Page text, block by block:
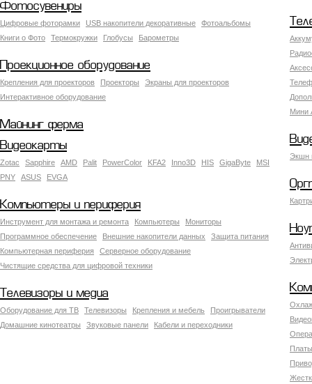
Фотосувениры
Цифровые фоторамки USB накопители декоративные
Фотоальбомы
Книги о Фото
Термокружки Глобусы Барометры
Мини
Проекционное оборудование
Крепления для проекторов Проекторы
Экраны для проекторов
Интерактивное оборудование
Майнинг ферма
Экшн
Видеокарты
Zotac Sapphire AMD Palit PowerColor KFA2 Inno3D HIS GigaByte
MSI
PNY
ASUS EVGA
Компьютеры и периферия
Инструмент для монтажа и ремонта Компьютеры
Мониторы
Программное обеспечение
Внешние накопители данных
Защита питания
Компьютерная периферия
Серверное оборудование
Чистящие средства для цифровой техники
Телевизоры и медиа
Оборудование для ТВ Телевизоры Крепления и мебель
Проигрыватели
Домашние кинотеатры
Звуковые панели Кабели и переходники